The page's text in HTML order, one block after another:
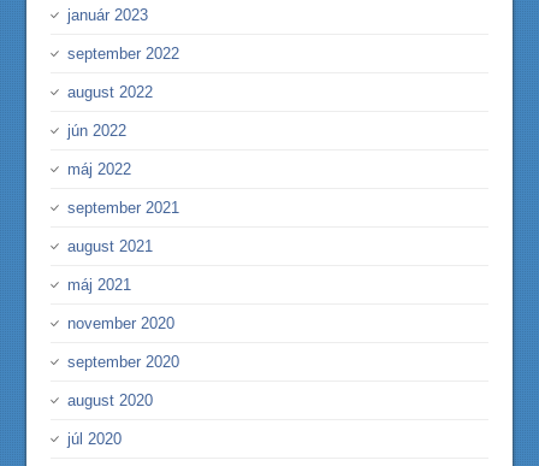
január 2023
september 2022
august 2022
jún 2022
máj 2022
september 2021
august 2021
máj 2021
november 2020
september 2020
august 2020
júl 2020